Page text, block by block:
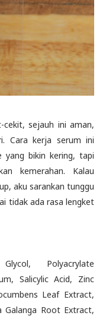
sejauh ini aman,
Cara kerja serum ini
yang bikin kering, tapi
kemerahan. Kalau
aku sarankan tunggu
tidak ada rasa lengket
Polyacrylate
Salicylic Acid, Zinc
Leaf Extract,
Galanga Root Extract,